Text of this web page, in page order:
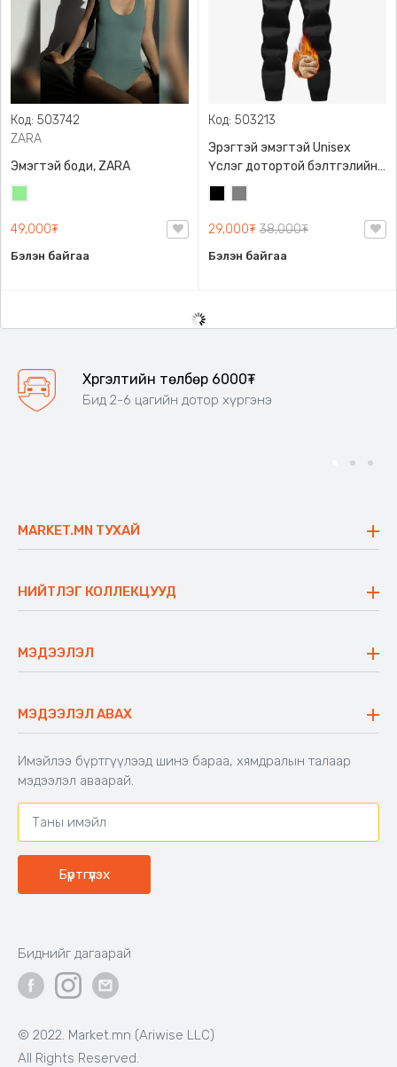
Код: 503742
ZARA
Эмэгтэй боди, ZARA
49,000₮
Бэлэн байгаа
Код: 503213
Эрэгтэй эмэгтэй Unisex
Үслэг дотортой бэлтгэлийн
өмд,
29,000₮ 38,000₮
Бэлэн байгаа
Хүргэлтийн төлбөр 6000₮
Бид 2-6 цагийн дотор хүргэнэ
MARKET.MN ТУХАЙ
Үнэт зүйлс
Ажлын байр
Блог
НИЙТЛЭГ КОЛЛЕКЦУУД
Сүүдрэвч
Аяны ширээ
Аяны түшлэгтэй сандал
МЭДЭЭЛЭЛ
Буцаалтын журам
Захиалга шалгах
Хамтран ажиллах
Холбоо барих
МЭДЭЭЛЭЛ АВАХ
Имэйлээ бүртгүүлээд шинэ бараа, хямдралын талаар
мэдээлэл аваарай.
Бүртгүүлэх
© 2022. Market.mn (Ariwise LLC)
All Rights Reserved.
Биднийг дагаарай